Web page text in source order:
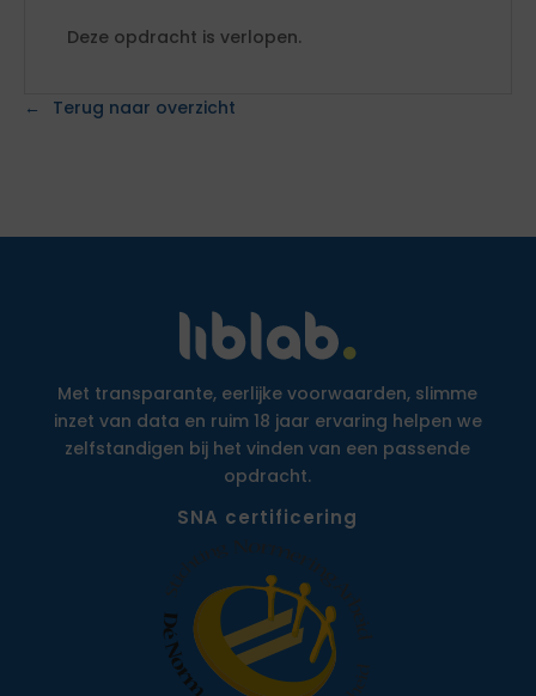
Deze opdracht is verlopen.
Terug naar overzicht
Met transparante, eerlijke voorwaarden, slimme
inzet van data en ruim 18 jaar ervaring helpen we
zelfstandigen bij het vinden van een passende
opdracht.
SNA certificering